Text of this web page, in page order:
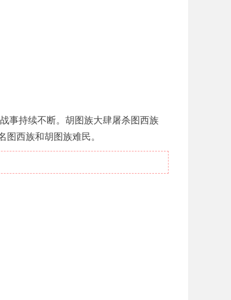
持续不断。胡图族大肆屠杀图西族
西族和胡图族难民。